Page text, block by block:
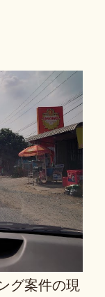
グ案件の現